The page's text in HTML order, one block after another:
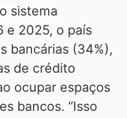
sistema
e 2025, o país
bancárias (34%),
de crédito
ocupar espaços
bancos. “Isso